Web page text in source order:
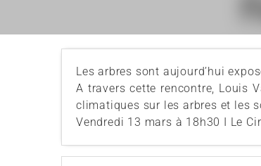
Les arbres sont aujourd’hui
A travers cette rencontre, Louis
climatiques sur les arbres et les
Vendredi 13 mars à 18h30 I Le